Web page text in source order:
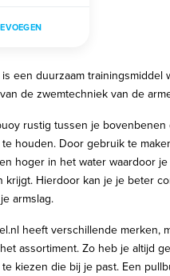
een duurzaam trainingsmiddel
de zwemtechniek van de
rustig tussen je
houden. Door gebruik te
hoger in het water waardoor
krijgt. Hierdoor kan je je beter
armslag.
heeft verschillende merken,
assortiment. Zo heb je altijd
kiezen die bij je past. Een